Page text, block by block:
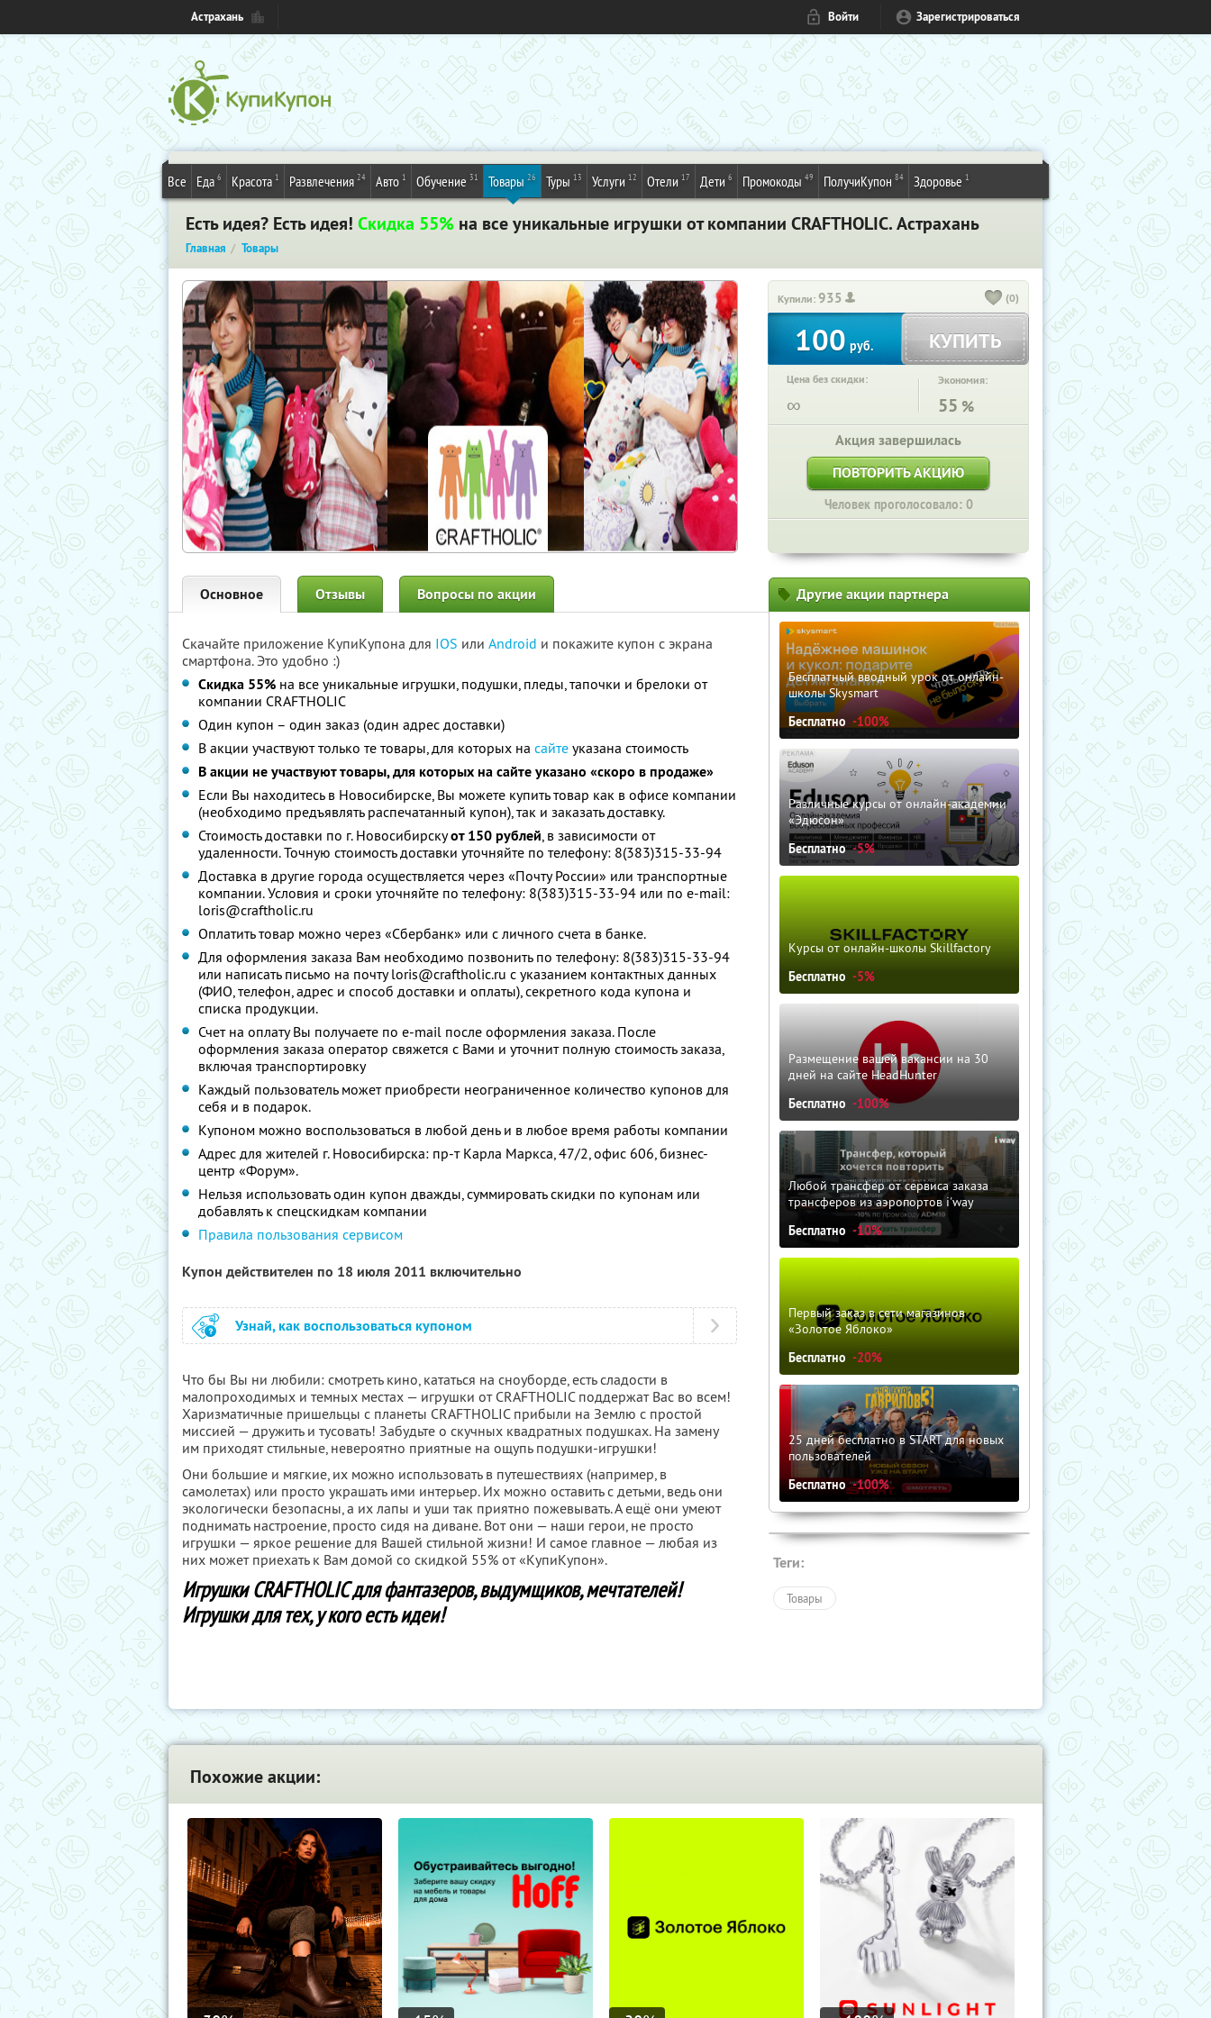
Астрахань Войти Зарегистрироваться
Все Еда 6 Красота 1 Развлечения 24 Авто 1 Обучение 31 Товары 26 Туры 13 Услуги 12 Отели 17 Дети 6 Промокоды 49 ПолучиКупон 84 Здоровье 1
Есть идея? Есть идея! Скидка 55% на все уникальные игрушки от компании CRAFTHOLIC. Астрахань
Главная Товары
Купили:935 (0)
100 руб. КУПИТЬ
Цена без скидки:
∞
Экономия:
55 %
Акция завершилась
ПОВТОРИТЬ АКЦИЮ
Человек проголосовало: 0
Основное Отзывы Вопросы по акции
Скачайте приложение КупиКупона для IOS или Android и покажите купон с экрана
смартфона. Это удобно :)
Скидка 55% на все уникальные игрушки, подушки, пледы, тапочки и брелоки от
компании CRAFTHOLIC
Один купон – один заказ (один адрес доставки)
В акции участвуют только те товары, для которых на сайте указана стоимость
В акции не участвуют товары, для которых на сайте указано «скоро в продаже»
Если Вы находитесь в Новосибирске, Вы можете купить товар как в офисе компании
(необходимо предъявлять распечатанный купон), так и заказать доставку.
Стоимость доставки по г. Новосибирскуот 150 рублей, в зависимости от
удаленности. Точную стоимость доставки уточняйте по телефону: 8(383)315-33-94
Доставка в другие города осуществляется через «Почту России» или транспортные
компании. Условия и сроки уточняйте по телефону: 8(383)315-33-94 или по e-mail:
loris@craftholic.ru
Оплатить товар можно через «Сбербанк» или с личного счета в банке.
Для оформления заказа Вам необходимо позвонить по телефону: 8(383)315-33-94
или написать письмо на почту loris@craftholic.ru с указанием контактных данных
(ФИО, телефон, адрес и способ доставки и оплаты), секретного кода купона и
списка продукции.
Счет на оплату Вы получаете по e-mail после оформления заказа. После
оформления заказа оператор свяжется с Вами и уточнит полную стоимость заказа,
включая транспортировку
Каждый пользователь может приобрести неограниченное количество купонов для
себя и в подарок.
Купоном можно воспользоваться в любой день и в любое время работы компании
Адрес для жителей г. Новосибирска: пр-т Карла Маркса, 47/2, офис 606, бизнес-
центр «Форум».
Нельзя использовать один купон дважды, суммировать скидки по купонам или
добавлять к спецскидкам компании
Правила пользования сервисом
Купон действителен по 18 июля 2011 включительно
Узнай, как воспользоваться купоном
Что бы Вы ни любили: смотреть кино, кататься на сноуборде, есть сладости в
малопроходимых и темных местах — игрушки от CRAFTHOLIC поддержат Вас во всем!
Харизматичные пришельцы с планеты CRAFTHOLIC прибыли на Землю с простой
миссией — дружить и тусовать! Забудьте о скучных квадратных подушках. На замену
им приходят стильные, невероятно приятные на ощупь подушки-игрушки!
Они большие и мягкие, их можно использовать в путешествиях (например, в
самолетах) или просто украшать ими интерьер. Их можно оставить с детьми, ведь они
экологически безопасны, а их лапы и уши так приятно пожевывать. А ещё они умеют
поднимать настроение, просто сидя на диване. Вот они — наши герои, не просто
игрушки — яркое решение для Вашей стильной жизни! И самое главное — любая из
них может приехать к Вам домой со скидкой 55% от «КупиКупон».
Игрушки CRAFTHOLIC для фантазеров, выдумщиков, мечтателей!
Игрушки для тех, у кого есть идеи!
Другие акции партнера
Бесплатный вводный урок от онлайн-
школы Skysmart
Бесплатно -100%
Различные курсы от онлайн-академии
«Эдюсон»
Бесплатно -5%
Курсы от онлайн-школы Skillfactory
Бесплатно -5%
Размещение вашей вакансии на 30
дней на сайте HeadHunter
Бесплатно -100%
Любой трансфер от сервиса заказа
трансферов из аэропортов i'way
Бесплатно -10%
Первый заказ в сети магазинов
«Золотое Яблоко»
Бесплатно -20%
25 дней бесплатно в START для новых
пользователей
Бесплатно -100%
Теги:
Товары
Похожие акции: